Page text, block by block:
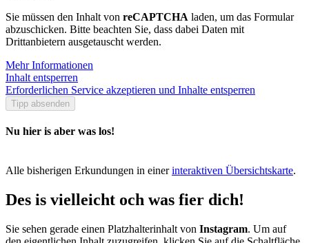
Sie müssen den Inhalt von reCAPTCHA laden, um das Formular
abzuschicken. Bitte beachten Sie, dass dabei Daten mit
Drittanbietern ausgetauscht werden.
Mehr Informationen
Inhalt entsperren
Erforderlichen Service akzeptieren und Inhalte entsperren
Tipp absenden
Nu hier is aber was los!
Alle bisherigen Erkundungen in einerinteraktiven Übersichtskarte.
Des is vielleicht och was fier dich!
Sie sehen gerade einen Platzhalterinhalt von Instagram. Um auf